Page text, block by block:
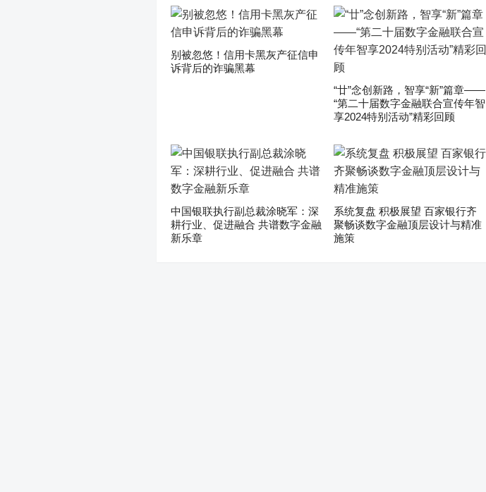
别被忽悠！信用卡黑灰产征信申
诉背后的诈骗黑幕
“廿”念创新路，智享“新”篇章——
“第二十届数字金融联合宣传年智
享2024特别活动”精彩回顾
中国银联执行副总裁涂晓军：深
耕行业、促进融合 共谱数字金融
新乐章
系统复盘 积极展望 百家银行齐
聚畅谈数字金融顶层设计与精准
施策